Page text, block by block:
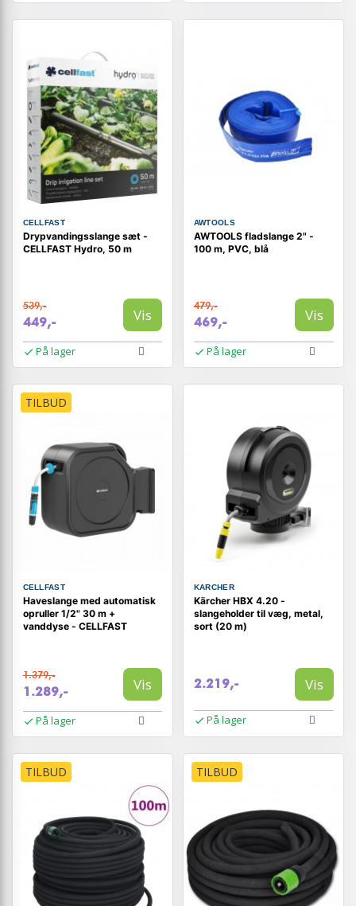
CELLFAST
Drypvandingsslange sæt -
CELLFAST Hydro, 50 m
539,-
449,- Vis
På lager
AWTOOLS
AWTOOLS fladslange 2" -
100 m, PVC, blå
479,-
469,- Vis
På lager
TILBUD
CELLFAST
Haveslange med automatisk
opruller 1/2" 30 m +
vanddyse - CELLFAST
1.379,-
1.289,- Vis
På lager
KARCHER
Kärcher HBX 4.20 -
slangeholder til væg, metal,
sort (20 m)
2.219,- Vis
På lager
TILBUD TILBUD